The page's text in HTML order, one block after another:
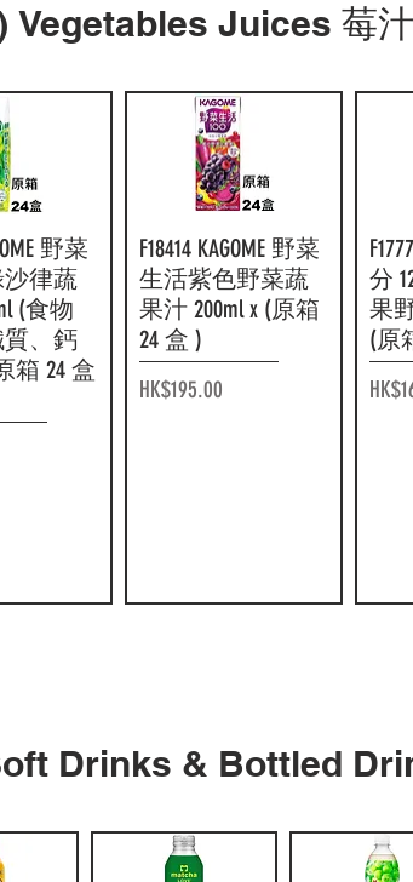
蜜桃
BOSS 手工水果
24 支)
啡因 16 茶
630ml x(原
支)
蜜桃汁飲料
果汁飲料
Vegetables Juices 莓
覽
野菜
律蔬
(食物
、鈣
箱 24 盒
快速瀏覽
F18414 KAGOME 野菜
生活紫色野菜蔬
果汁 200ml x (原箱
24 盒 )
價格
HK$195.00
分
果
(原
價
Drinks & Bottled